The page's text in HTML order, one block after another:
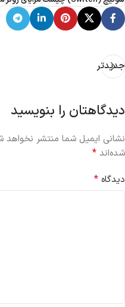
جدیدتر
دیدگاهتان را بنویسید
نشانی ایمیل شما منتشر نخواهد
شده‌اند *
دیدگاه *